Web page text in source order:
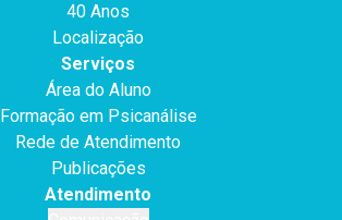
40 Anos
Localização
Serviços
Área do Aluno
Formação em Psicanálise
Rede de Atendimento
Publicações
Atendimento